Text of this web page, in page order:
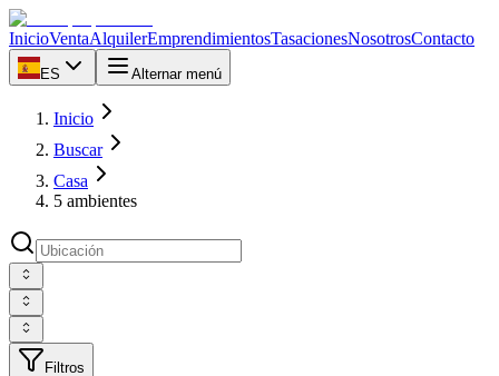
InicioVentaAlquilerEmprendimientosTasacionesNosotrosContacto
ES Alternar menú
Inicio
Buscar
Casa
5 ambientes
Filtros